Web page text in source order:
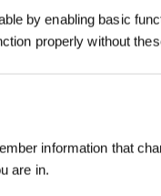
by enabling basic
properly without
information that
are in.